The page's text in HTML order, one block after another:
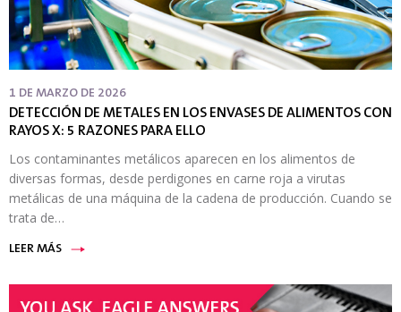
1 DE MARZO DE 2026
DETECCIÓN DE METALES EN LOS ENVASES DE ALIMENTOS CON
RAYOS X: 5 RAZONES PARA ELLO
Los contaminantes metálicos aparecen en los alimentos de
diversas formas, desde perdigones en carne roja a virutas
metálicas de una máquina de la cadena de producción. Cuando se
trata de…
LEER MÁS